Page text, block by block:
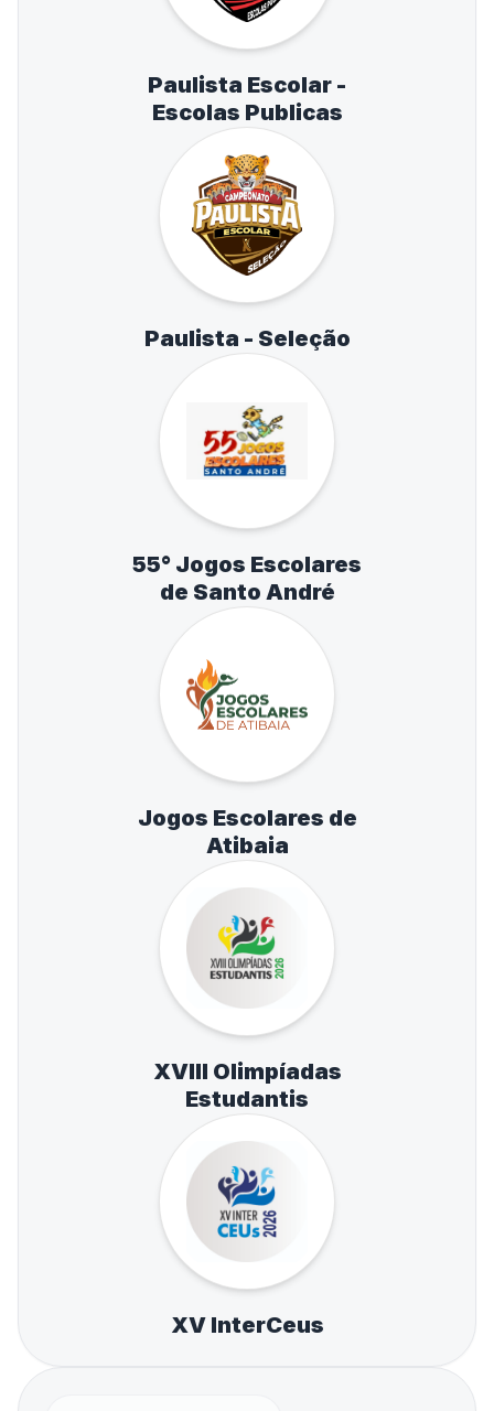
Paulista Escolar -
Escolas Publicas
Paulista - Seleção
55° Jogos Escolares
de Santo André
Jogos Escolares de
Atibaia
XVIII Olimpíadas
Estudantis
XV InterCeus